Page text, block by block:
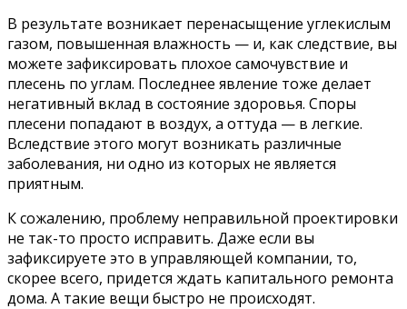
В результате возникает перенасыщение углекислым
газом, повышенная влажность — и, как следствие, вы
можете зафиксировать плохое самочувствие и
плесень по углам. Последнее явление тоже делает
негативный вклад в состояние здоровья. Споры
плесени попадают в воздух, а оттуда — в легкие.
Вследствие этого могут возникать различные
заболевания, ни одно из которых не является
приятным.
К сожалению, проблему неправильной проектировки
не так-то просто исправить. Даже если вы
зафиксируете это в управляющей компании, то,
скорее всего, придется ждать капитального ремонта
дома. А такие вещи быстро не происходят.